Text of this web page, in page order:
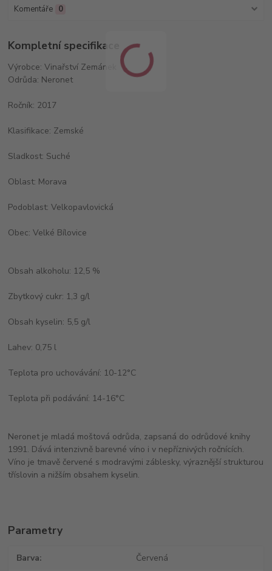
Komentáře 0
Kompletní specifikace
Výrobce: Vinařství Zemánek
Odrůda: Neronet
Ročník: 2017
Klasifikace: Zemské
Sladkost: Suché
Oblast: Morava
Podoblast: Velkopavlovická
Obec: Velké Bílovice
Obsah alkoholu: 12,5 %
Zbytkový cukr: 1,3 g/l
Obsah kyselin: 5,5 g/l
Lahev: 0,75 l
Teplota pro uchovávání: 10-12°C
Teplota při podávání: 14-16°C
Neronet je mladá moštová odrůda, zapsaná do odrůdové knihy
1991. Dává intenzivně barevné víno i v nepříznivých ročnících.
Víno je tmavě červené s modravými záblesky, výraznější strukturou
tříslovin a nižším obsahem kyselin.
Parametry
Barva Červená